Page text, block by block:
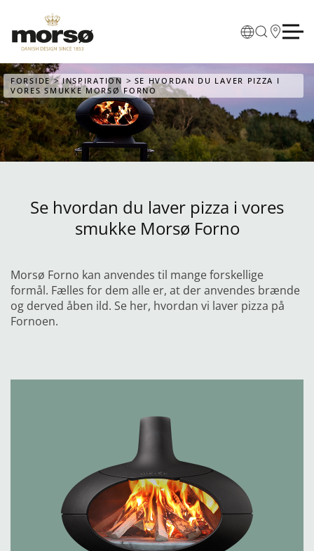
Skip to main content
FORSIDE INSPIRATION
SE HVORDAN DU LAVER PIZZA I
VORES SMUKKE MORSØ FORNO
Se hvordan du laver pizza i vores
smukke Morsø Forno
Morsø Forno kan anvendes til mange forskellige
formål. Fælles for dem alle er, at der anvendes brænde
og derved åben ild. Se her, hvordan vi laver pizza på
Fornoen.